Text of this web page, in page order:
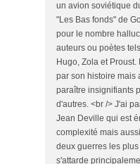
un avion soviétique
"Les Bas fonds" de
pour le nombre
auteurs ou poètes
Hugo, Zola et
par son histoire mais
paraître insignifiants
d'autres. <br /> J'ai
Jean Deville qui est
complexité mais
deux guerres les
s'attarde